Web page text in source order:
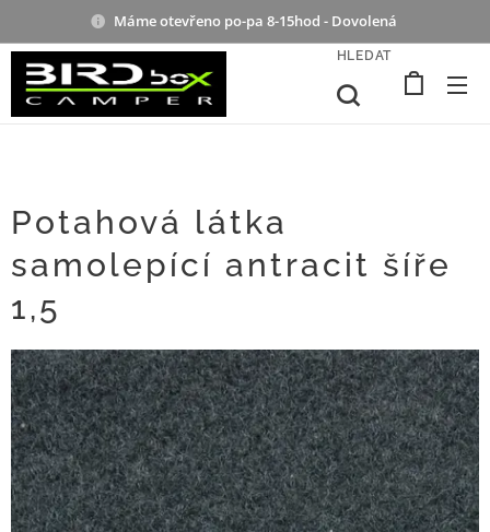
Máme otevřeno po-pa 8-15hod - Dovolená
HLEDAT
Potahová látka
samolepící antracit šíře
1,5